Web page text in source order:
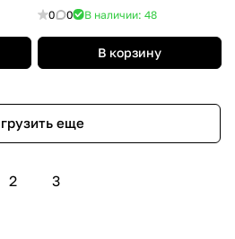
0 0 В наличии: 48
В корзину
еще
2 3